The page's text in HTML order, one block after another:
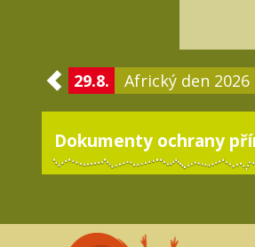
29.8. Africký den 2026
Dokumenty ochrany